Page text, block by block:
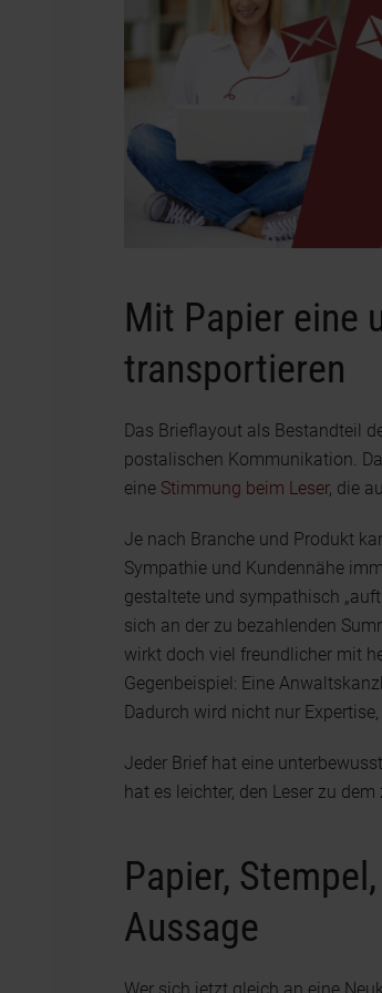
Mit Papier eine
transportieren
Das Brieflayout als Bestandteil
postalischen Kommunikation.
eine Stimmung beim Leser, die
Je nach Branche und Produkt
Sympathie und Kundennähe
gestaltete und sympathisch
sich an der zu bezahlenden
wirkt doch viel freundlicher mit
Gegenbeispiel: Eine
Dadurch wird nicht nur
Jeder Brief hat eine
hat es leichter, den Leser zu
Papier,
Aussage